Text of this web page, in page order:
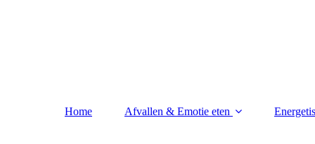
Home Afvallen & Emotie eten